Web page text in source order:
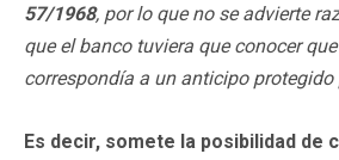
57/1968, por lo que no se advierte
que el banco tuviera que conocer
correspondía a un anticipo protegido
Es decir, somete la posibilidad de